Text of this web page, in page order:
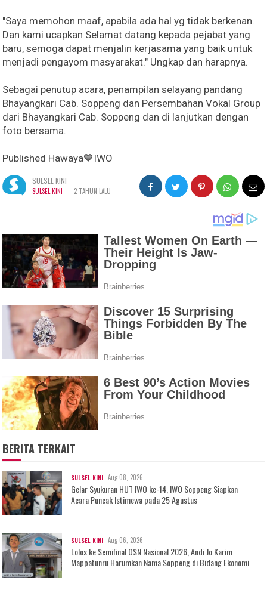
"Saya memohon maaf, apabila ada hal yg tidak berkenan.
Dan kami ucapkan Selamat datang kepada pejabat yang
baru, semoga dapat menjalin kerjasama yang baik untuk
menjadi pengayom masyarakat." Ungkap dan harapnya.
Sebagai penutup acara, penampilan selayang pandang
Bhayangkari Cab. Soppeng dan Persembahan Vokal Group
dari Bhayangkari Cab. Soppeng dan di lanjutkan dengan
foto bersama.
Published Hawaya💙IWO
SULSEL KINI
SULSEL KINI - 2 TAHUN LALU
BERITA TERKAIT
SULSEL KINI Aug 08, 2026
Gelar Syukuran HUT IWO ke-14, IWO Soppeng Siapkan
Acara Puncak Istimewa pada 25 Agustus
SULSEL KINI Aug 06, 2026
Lolos ke Semifinal OSN Nasional 2026, Andi Jo Karim
Mappatunru Harumkan Nama Soppeng di Bidang Ekonomi